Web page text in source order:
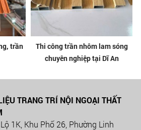
trần
Thi công trần nhôm lam sóng
chuyên nghiệp tại Dĩ An
TRANG TRÍ NỘI NGOẠI THẤT
1K, Khu Phố 26, Phường Linh